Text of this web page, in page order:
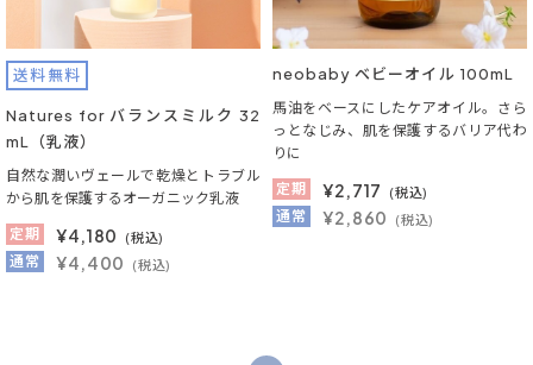
送料無料
Natures for バランスミルク 32
mL（乳液）
自然な潤いヴェールで乾燥とトラブル
から肌を保護するオーガニック乳液
定期
¥4,180 (税込)
通常 ¥4,400 (税込)
neobaby ベビーオイル 100mL
馬油をベースにしたケアオイル。さら
っとなじみ、肌を保護するバリア代わ
りに
定期
¥2,717 (税込)
通常 ¥2,860 (税込)